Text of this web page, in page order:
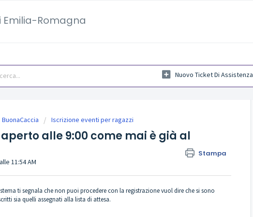
Emilia-Romagna
Nuovo Ticket Di Assistenza
BuonaCaccia Iscrizione eventi per ragazzi
alle 9:00 come mai è già al
Stampa
11:54 AM
ti segnala che non puoi procedere con la registrazione vuol dire che si sono
sia quelli assegnati alla lista di attesa.